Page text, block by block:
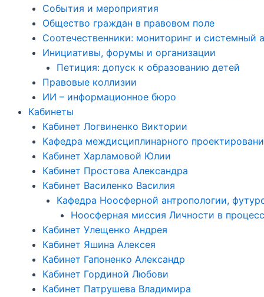
События и мероприятия
Общество граждан в правовом поле
Соотечественники: мониторинг и системный
Инициативы, форумы и организации
Петиция: допуск к образованию детей
Правовые коллизии
ИИ – информационное бюро
Кабинеты
Кабинет Логвиненко Виктории
Кафедра междисциплинарного
Кабинет Харламовой Юлии
Кабинет Простова Александра
Кабинет Василенко Василия
Кафедра Ноосферной антропологии,
Ноосферная миссия Личности в
Кабинет Улещенко Андрея
Кабинет Яшина Алексея
Кабинет Гапоненко Александр
Кабинет Гординой Любови
Кабинет Патрушева Владимира